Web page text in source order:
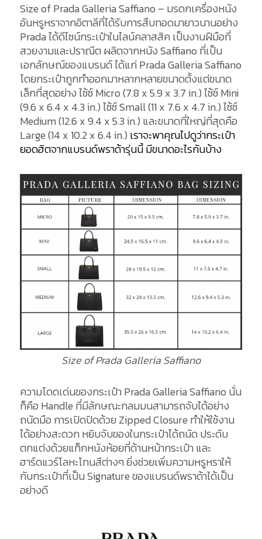
Size of Prada Galleria Saffiano – มรดกเครื่องหนัง
อันหรูหราจากอิตาลีที่ได้รับการสืบทอดมายาวนานอย่าง
Prada ได้ดีไซน์กระเป๋าในไลน์คลาสสิค เป็นงานฝีมือที่
สวยงามและปราณีต ผลิตจากหนัง Saffiano ที่เป็น
เอกลักษณ์ของแบรนด์ ได้แก่ Prada Galleria Saffiano
โดยกระเป๋าถูกทำออกมาหลากหลายขนาดตั้งแต่ขนาด
เล็กที่สุดอย่าง ไซ้ซ์ Micro (7.8 x 5.9 x 3.7 in.) ไซ้ซ์ Mini
(9.6 x 6.4 x 4.3 in.) ไซ้ซ์ Small (11 x 7.6 x 4.7 in.) ไซ้ซ์
Medium (12.6 x 9.4 x 5.3 in.) และขนาดที่ใหญ่ที่สุดคือ
Large (14 x 10.2 x 6.4 in.) เราจะพาคุณไปดูว่ากระเป๋า
ยอดฮิตจากแบรนด์พราด้ารุ่นนี้ มีขนาดอะไรกันบ้าง
Size of Prada Galleria Saffiano
ความโดดเด่นของกระเป๋า Prada Galleria Saffiano นั่น
ก็คือ Handle ที่มีลักษณะกลมมนสามารถจับได้อย่าง
ถนัดมือ การเปิดปิดด้วย Zipped Closure ทำให้ใช้งาน
ได้อย่างสะดวก หยิบจับของในกระเป๋าได้ถนัด ประดับ
ตกแต่งด้วยแท็กหนังห้อยที่ด้านหน้ากระเป๋า และ
ฮาร์ดแวร์โลหะโทนสีต่างๆ ยิ่งช่วยเพิ่มความหรูหราให้
กับกระเป๋าที่เป็น Signature ของแบรนด์พราด้าได้เป็น
อย่างดี